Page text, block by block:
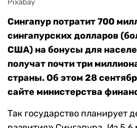
Pixabay
Сингапур потратит 700
сингапурских долларов
США) на бонусы для
получат почти три
страны. Об этом 28
сайте министерства
Так государство планирует